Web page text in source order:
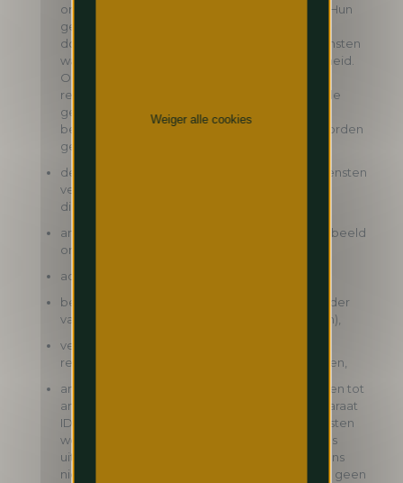
ondernemingen, waarmee wij samenwerken. Hun
gebruik van informatie is beperkt tot deze
doeleinden en onderworpen aan overeenkomsten
waardoor ze gebonden zijn aan vertrouwelijkheid.
Onze dienstverleners verzekeren ons dat alle
redelijke maatregelen worden getroffen om de
gegevens die zij namens ons bijhouden, te
beschermen, ook al kunnen geen garanties worden
geboden rond gegevensbeveiliging,
derde partijen die als gegevensverwerkers diensten
verlenen aan ons (bijvoorbeeld marketing
dienstverleners of IT-dienstverleners),
andere ondernemingen van de groep (bijvoorbeeld
om reserveringen te vergemakkelijken),
advocaten of adviseurs van de Pandox-groep,
bevoegde autoriteiten (bijvoorbeeld in het kader
van onze verplichting om gasten te registreren),
vertrouwde partners om u relevante
reclameaanbiedingen of diensten aan te bieden,
analyseondernemingen kunnen toegang krijgen tot
anonieme gegevens (zoals uw IP adres of apparaat
ID) om ons te helpen begrijpen hoe onze diensten
worden gebruikt. Zij gebruiken deze gegevens
uitsluitend namens ons. Zij delen deze gegevens
niet, tenzij in geaggregeerde vorm; er worden geen
Weiger alle cookies